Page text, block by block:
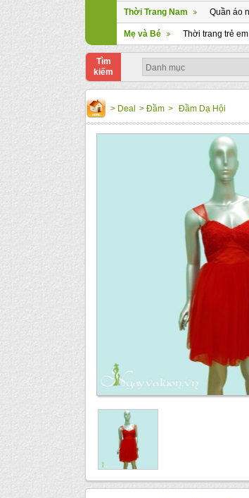
Thời Trang Nam Quần áo
Mẹ và Bé Thời trang trẻ em
Tìm
kiếm
> Deal > Đầm > Đầm Dạ Hội